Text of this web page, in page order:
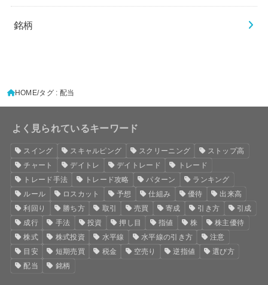
銘柄
HOME タグ : 配当
よく見られているキーワード
スイング スキャルピング スクリーニング
ストップ高
チャート
デイトレ デイトレード
トレード
トレード手法
トレード攻略 パターン
ランキング
ルール
ロスカット 予想 仕組み 優待
出来高
利回り
勝ち方 取引 売買 寄成 引き方
引成
成行
手法 投資 押し目 指値 株
株主優待
株式
株式投資 水平線 水平線の引き方
注意
目安
短期売買 税金 空売り 逆指値
選び方
配当
銘柄